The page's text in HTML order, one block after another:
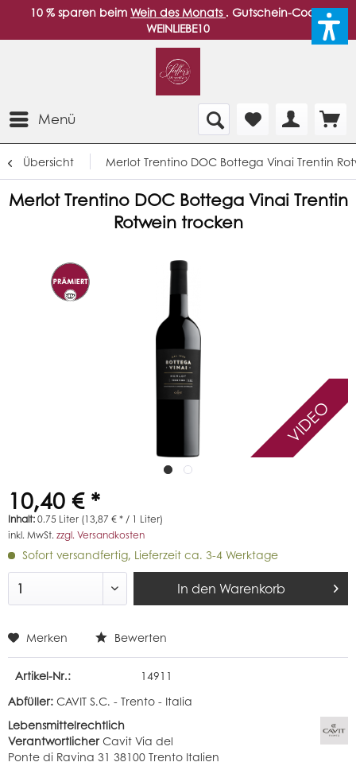
10 % sparen beim Wein des Monats . Gutschein-Code:
WEINLIEBE10
Menü
Übersicht Merlot Trentino DOC Bottega Vinai Trentin
Merlot Trentino DOC Bottega Vinai Trentin
Rotwein trocken
VIDEO
10,40 € *
Inhalt:0.75 Liter (13,87 € * / 1 Liter)
inkl. MwSt. zzgl. Versandkosten
Sofort versandfertig, Lieferzeit ca. 3-4 Werktage
In den Warenkorb
Merken Bewerten
Artikel-Nr.:
14911
Abfüller: CAVIT S.C. - Trento - Italia
Lebensmittelrechtlich
VerantwortlicherCavit Via del
Ponte di Ravina 31 38100 Trento Italien